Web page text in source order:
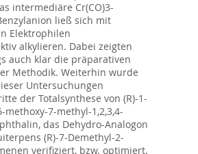
intermediäre Cr(CO)3-
ließ sich mit
Elektrophilen
alkylieren. Dabei zeigten
auch klar die präparativen
Methodik. Weiterhin wurde
Untersuchungen
der Totalsynthese von (R)-1-
methoxy-7-methyl-1,2,3,4-
das Dehydro-Analogon
(R)-7-Demethyl-2-
verifiziert, bzw. optimiert.